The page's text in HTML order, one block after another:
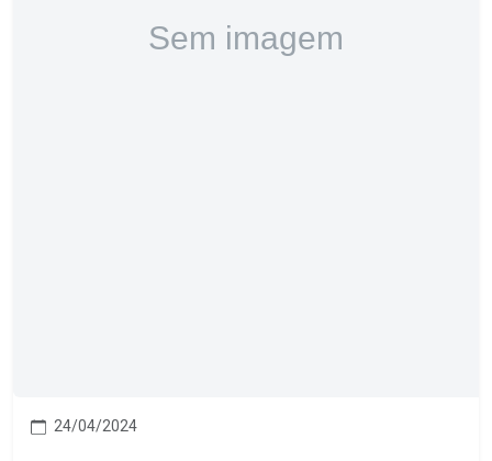
24/04/2024